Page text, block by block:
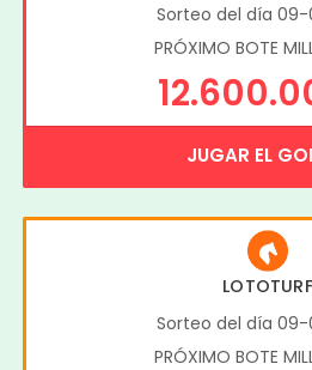
Sorteo del día
PRÓXIMO BOTE
JUGAR EL
LOTOTURF
Sorteo del día
PRÓXIMO BOTE